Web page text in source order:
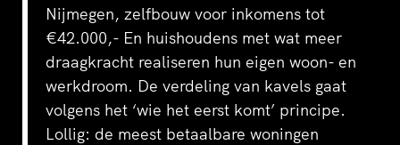
Nijmegen, zelfbouw voor inkomens tot
€42.000,- En huishoudens met wat meer
draagkracht realiseren hun eigen woon- en
werkdroom. De verdeling van kavels gaat
volgens het ‘wie het eerst komt’ principe.
Lollig: de meest betaalbare woningen